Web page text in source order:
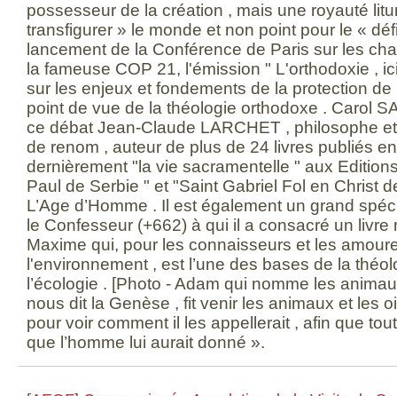
possesseur de la création , mais une royauté
transfigurer » le monde et non point pour le «
lancement de la Conférence de Paris sur les
la fameuse COP 21, l'émission " L'orthodoxie ,
sur les enjeux et fondements de la protection
point de vue de la théologie orthodoxe . Carol
ce débat Jean-Claude LARCHET , philosophe
de renom , auteur de plus de 24 livres publiés
dernièrement "la vie sacramentelle " aux
Paul de Serbie " et "Saint Gabriel Fol en Christ
L’Age d’Homme . Il est également un grand
le Confesseur (+662) à qui il a consacré un livre
Maxime qui, pour les connaisseurs et les
l'environnement , est l’une des bases de la
l’écologie . [Photo - Adam qui nomme les
nous dit la Genèse , fit venir les animaux et les
pour voir comment il les appellerait , afin que
que l’homme lui aurait donné ».